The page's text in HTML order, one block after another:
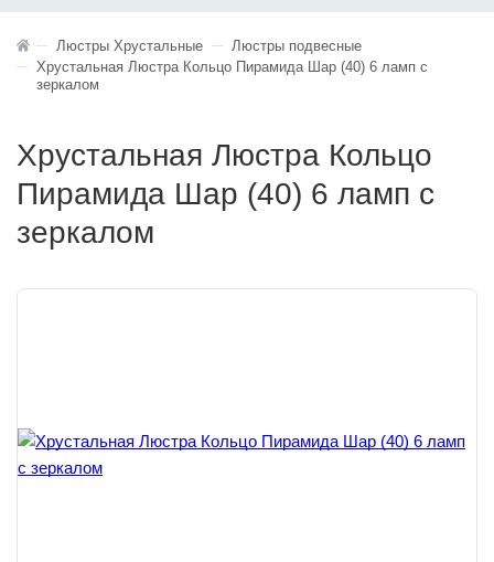
Люстры Хрустальные
Люстры подвесные
Хрустальная Люстра Кольцо Пирамида Шар (40) 6 ламп с
зеркалом
Хрустальная Люстра Кольцо
Пирамида Шар (40) 6 ламп с
зеркалом